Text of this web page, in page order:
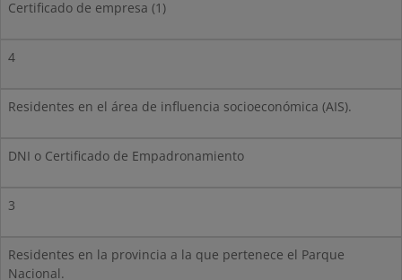
Certificado de empresa (1)
4
Residentes en el área de influencia socioeconómica (AIS).
DNI o Certificado de Empadronamiento
3
Residentes en la provincia a la que pertenece el Parque
Nacional.